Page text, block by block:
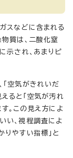
スなどに含まれる
質は、二酸化窒
示され、あまりピ
「空気がきれいだ
ると「空気が汚れ
。この見え方によ
い、視程調査によ
りやすい指標」と